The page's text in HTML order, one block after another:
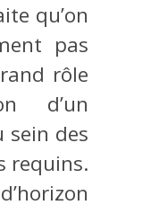
qu’on
pas
rôle
d’un
sein des
requins.